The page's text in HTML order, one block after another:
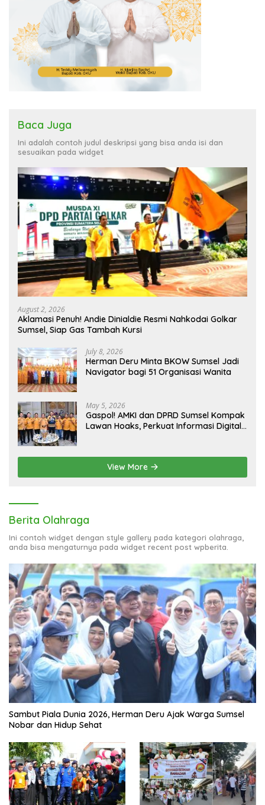
Baca Juga
Ini adalah contoh judul deskripsi yang bisa anda isi dan
sesuaikan pada widget
August 2, 2026
Aklamasi Penuh! Andie Dinialdie Resmi Nahkodai Golkar
Sumsel, Siap Gas Tambah Kursi
July 8, 2026
Herman Deru Minta BKOW Sumsel Jadi
Navigator bagi 51 Organisasi Wanita
May 5, 2026
Gaspol! AMKI dan DPRD Sumsel Kompak
Lawan Hoaks, Perkuat Informasi Digital
View More
Berita Olahraga
Ini contoh widget dengan style gallery pada kategori olahraga,
anda bisa mengaturnya pada widget recent post wpberita.
Sambut Piala Dunia 2026, Herman Deru Ajak Warga Sumsel
Nobar dan Hidup Sehat